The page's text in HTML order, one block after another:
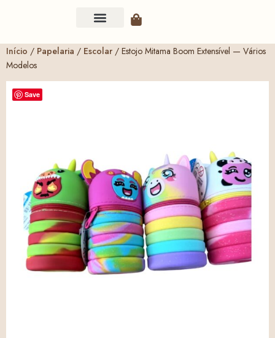
Início / Papelaria / Escolar / Estojo Mitama Boom Extensível — Vários
Modelos
Save